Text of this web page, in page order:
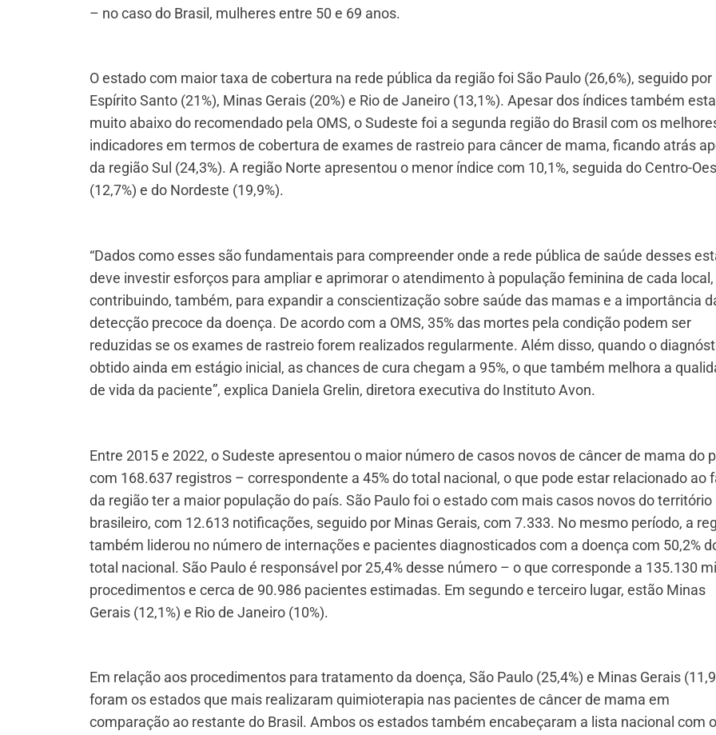
– no caso do Brasil, mulheres entre 50 e 69 anos.
O estado com maior taxa de cobertura na rede pública da região foi São Paulo (26,6%), seguido por
Espírito Santo (21%), Minas Gerais (20%) e Rio de Janeiro (13,1%). Apesar dos índices também
muito abaixo do recomendado pela OMS, o Sudeste foi a segunda região do Brasil com os
indicadores em termos de cobertura de exames de rastreio para câncer de mama, ficando atrás
da região Sul (24,3%). A região Norte apresentou o menor índice com 10,1%, seguida do Centro-
(12,7%) e do Nordeste (19,9%).
“Dados como esses são fundamentais para compreender onde a rede pública de saúde desses
deve investir esforços para ampliar e aprimorar o atendimento à população feminina de cada local,
contribuindo, também, para expandir a conscientização sobre saúde das mamas e a importância
detecção precoce da doença. De acordo com a OMS, 35% das mortes pela condição podem ser
reduzidas se os exames de rastreio forem realizados regularmente. Além disso, quando o
obtido ainda em estágio inicial, as chances de cura chegam a 95%, o que também melhora a
de vida da paciente”, explica Daniela Grelin, diretora executiva do Instituto Avon.
Entre 2015 e 2022, o Sudeste apresentou o maior número de casos novos de câncer de mama do
com 168.637 registros – correspondente a 45% do total nacional, o que pode estar relacionado ao
da região ter a maior população do país. São Paulo foi o estado com mais casos novos do território
brasileiro, com 12.613 notificações, seguido por Minas Gerais, com 7.333. No mesmo período, a
também liderou no número de internações e pacientes diagnosticados com a doença com 50,2%
total nacional. São Paulo é responsável por 25,4% desse número – o que corresponde a 135.130
procedimentos e cerca de 90.986 pacientes estimadas. Em segundo e terceiro lugar, estão Minas
Gerais (12,1%) e Rio de Janeiro (10%).
Em relação aos procedimentos para tratamento da doença, São Paulo (25,4%) e Minas Gerais
foram os estados que mais realizaram quimioterapia nas pacientes de câncer de mama em
comparação ao restante do Brasil. Ambos os estados também encabeçaram a lista nacional com o